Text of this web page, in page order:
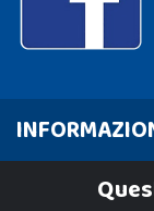
Cookie Policy